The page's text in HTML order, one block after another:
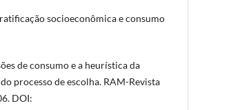
socioeconômica e consumo
de consumo e a heurística da
processo de escolha. RAM-Revista
DOI: